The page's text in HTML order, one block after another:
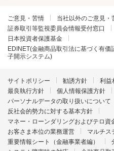
ご意見・苦情
当社以外のご意見・
証券取引等監視委員会情報受付窓口
日本投資者保護基金
EDINET(金融商品取引法に基づく有
子開示システム)
サイトポリシー 勧誘方針
利益
最良執行方針
個人情報保護方針
パーソナルデータの取り扱いについて
反社会的勢力に対する基本方針
マネー・ローンダリングおよびテロ
お客さま本位の業務運営
マルチス
重要情報シート（金融事業者編）